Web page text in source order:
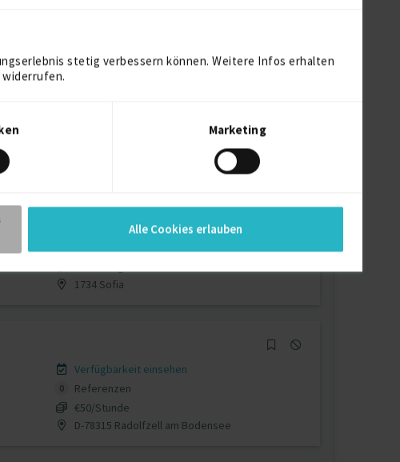
stetig verbessern können. Weitere Infos erhalten
widerrufen.
Marketing
Alle Cookies erlauben
Verfügbarkeit einsehen
1734 Sofia
Verfügbarkeit einsehen
0
Referenzen
€50/Stunde
D-78315 Radolfzell am Bodensee